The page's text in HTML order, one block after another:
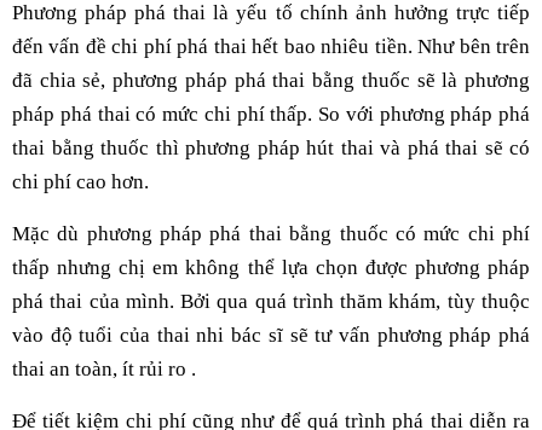
Phương pháp phá thai là yếu tố chính ảnh hưởng trực tiếp
đến vấn đề chi phí phá thai hết bao nhiêu tiền. Như bên trên
đã chia sẻ, phương pháp phá thai bằng thuốc sẽ là phương
pháp phá thai có mức chi phí thấp. So với phương pháp phá
thai bằng thuốc thì phương pháp hút thai và phá thai sẽ có
chi phí cao hơn.
Mặc dù phương pháp phá thai bằng thuốc có mức chi phí
thấp nhưng chị em không thể lựa chọn được phương pháp
phá thai của mình. Bởi qua quá trình thăm khám, tùy thuộc
vào độ tuổi của thai nhi bác sĩ sẽ tư vấn phương pháp phá
thai an toàn, ít rủi ro .
Để tiết kiệm chi phí cũng như để quá trình phá thai diễn ra